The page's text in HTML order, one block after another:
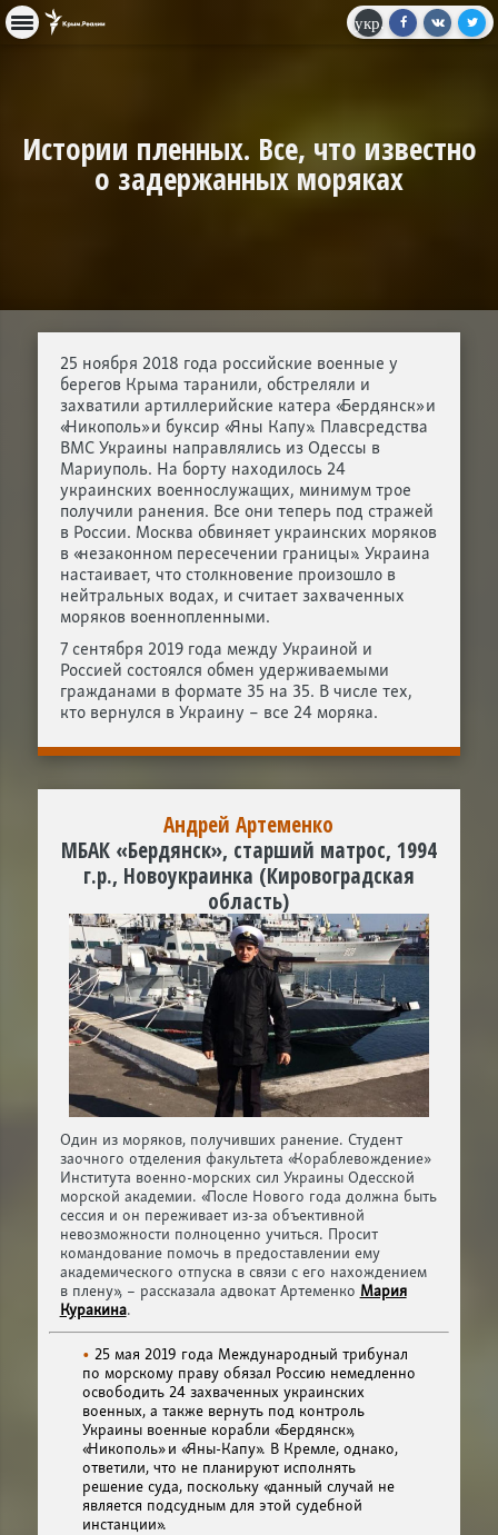
укр.
Истории пленных. Все, что известно
о задержанных моряках
25 ноября 2018 года российские военные у
берегов Крыма таранили, обстреляли и
захватили артиллерийские катера «Бердянск» и
«Никополь» и буксир «Яны Капу». Плавсредства
ВМС Украины направлялись из Одессы в
Мариуполь. На борту находилось 24
украинских военнослужащих, минимум трое
получили ранения. Все они теперь под стражей
в России. Москва обвиняет украинских моряков
в «незаконном пересечении границы». Украина
настаивает, что столкновение произошло в
нейтральных водах, и считает захваченных
моряков военнопленными.
7 сентября 2019 года между Украиной и
Россией состоялся обмен удерживаемыми
гражданами в формате 35 на 35. В числе тех,
кто вернулся в Украину – все 24 моряка.
Андрей Артеменко
МБАК «Бердянск», старший матрос, 1994
г.р., Новоукраинка (Кировоградская
область)
Один из моряков, получивших ранение. Студент
заочного отделения факультета «Кораблевождение»
Института военно-морских сил Украины Одесской
морской академии. «После Нового года должна быть
сессия и он переживает из-за объективной
невозможности полноценно учиться. Просит
командование помочь в предоставлении ему
академического отпуска в связи с его нахождением
в плену», – рассказала адвокат Артеменко Мария
Куракина.
25 мая 2019 года Международный трибунал
по морскому праву обязал Россию немедленно
освободить 24 захваченных украинских
военных, а также вернуть под контроль
Украины военные корабли «Бердянск»,
«Никополь» и «Яны-Капу». В Кремле, однако,
ответили, что не планируют исполнять
решение суда, поскольку «данный случай не
является подсудным для этой судебной
инстанции».